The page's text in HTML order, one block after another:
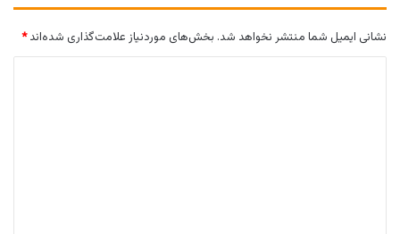
نشانی ایمیل شما منتشر نخواهد شد. بخش‌های موردنیاز علامت‌گذاری شده‌اند*